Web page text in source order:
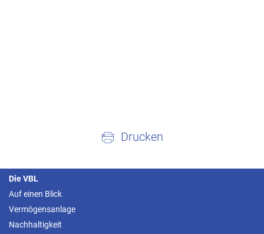
Drucken
Die VBL
Auf einen Blick
Vermögensanlage
Nachhaltigkeit